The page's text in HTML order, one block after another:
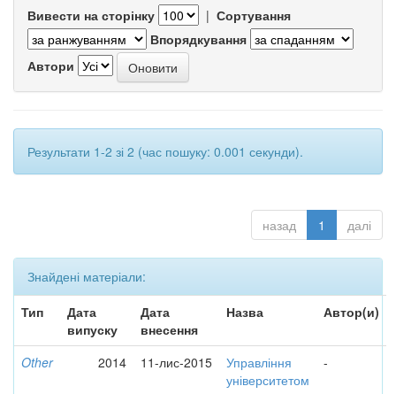
Вивести на сторінку | Сортування
Впорядкування
Автори
Результати 1-2 зі 2 (час пошуку: 0.001 секунди).
назад 1 далі
Знайдені матеріали:
Тип
Дата
випуску
Дата
внесення
Назва Автор(и)
Other 2014 11-лис-2015
Управління
університетом
-